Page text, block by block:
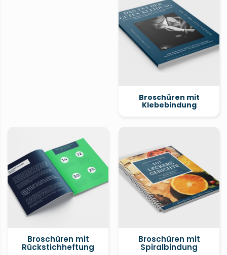
Broschüren mit
Klebebindung
Broschüren mit
Rückstichheftung
Broschüren mit
Spiralbindung